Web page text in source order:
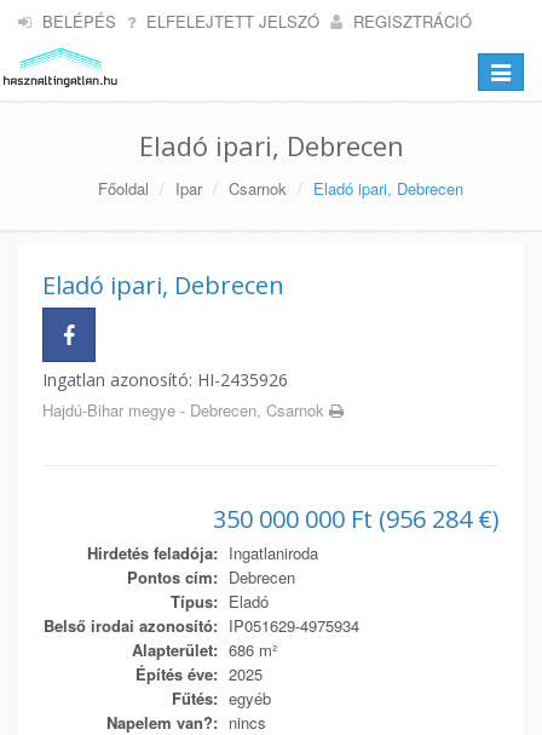
BELÉPÉS ELFELEJTETT JELSZÓ REGISZTRÁCIÓ
Toggle
Eladó ipari, Debrecen
Főoldal Ipar Csarnok Eladó ipari, Debrecen
Eladó ipari, Debrecen
Ingatlan azonosító: HI-2435926
Hajdú-Bihar megye - Debrecen, Csarnok
350 000 000 Ft (956 284 €)
Hirdetés feladója: Ingatlaniroda
Pontos cím: Debrecen
Típus: Eladó
Belső irodai azonosító: IP051629-4975934
Alapterület: 686 m²
Építés éve: 2025
Fűtés: egyéb
Napelem van?: nincs